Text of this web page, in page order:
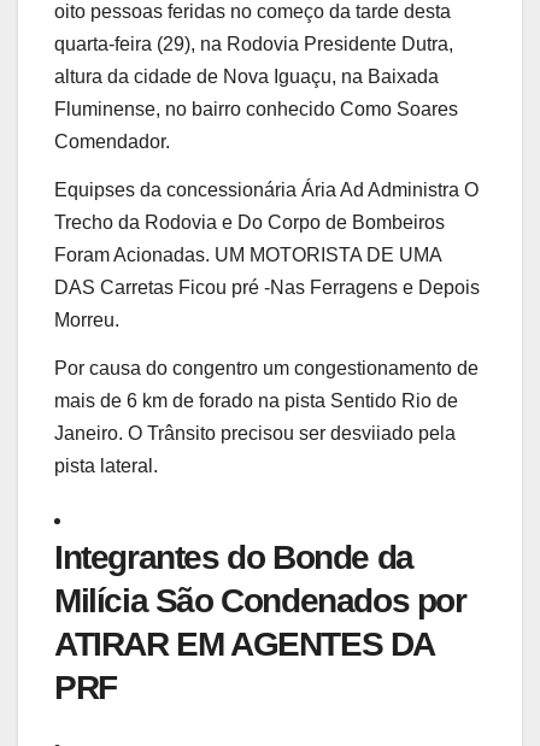
oito pessoas feridas no começo da tarde desta
quarta-feira (29), na Rodovia Presidente Dutra,
altura da cidade de Nova Iguaçu, na Baixada
Fluminense, no bairro conhecido Como Soares
Comendador.
Equipses da concessionária Ária Ad Administra O
Trecho da Rodovia e Do Corpo de Bombeiros
Foram Acionadas. UM MOTORISTA DE UMA
DAS Carretas Ficou pré -Nas Ferragens e Depois
Morreu.
Por causa do congentro um congestionamento de
mais de 6 km de forado na pista Sentido Rio de
Janeiro. O Trânsito precisou ser desviiado pela
pista lateral.
Integrantes do Bonde da
Milícia São Condenados por
ATIRAR EM AGENTES DA
PRF